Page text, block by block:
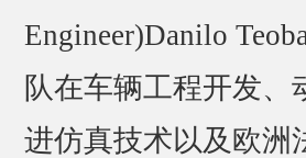
Engineer)Danilo
队在车辆工程开发、
进仿真技术以及欧洲